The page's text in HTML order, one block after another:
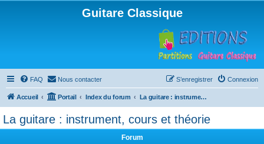
Guitare Classique
FAQ Nous contacter Connexion
S’enregistrer
Accueil Portail Index du forum La guitare : instrument, cours et théorie
La guitare : instrument, cours et théorie
Forum